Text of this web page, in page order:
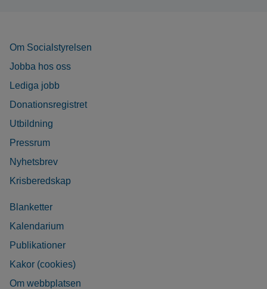
Om Socialstyrelsen
Jobba hos oss
Lediga jobb
Donationsregistret
Utbildning
Pressrum
Nyhetsbrev
Krisberedskap
Blanketter
Kalendarium
Publikationer
Kakor (cookies)
Om webbplatsen